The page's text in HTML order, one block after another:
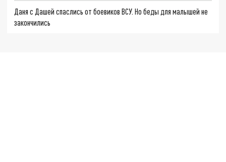
Даня с Дашей спаслись от боевиков ВСУ. Но беды для малышей не
закончились